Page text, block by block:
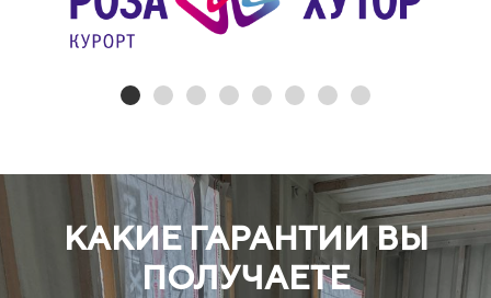
КАКИЕ ГАРАНТИИ ВЫ
ПОЛУЧАЕТЕ